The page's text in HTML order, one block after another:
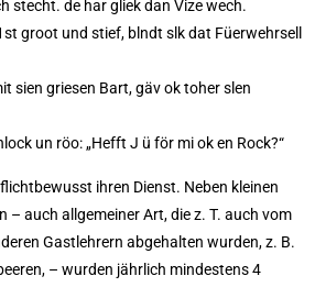
stecht. de har gliek dan Vize wech.
groot und stief, blndt slk dat Füerwehrsell
sien griesen Bart, gäv ok toher slen
un röo: „Hefft J ü för mi ok en Rock?“
ihren Dienst. Neben kleinen
– auch allgemeiner Art, die z. T. auch vom
Gastlehrern abgehalten wurden, z. B.
– wurden jährlich mindestens 4